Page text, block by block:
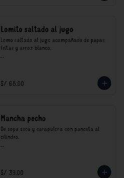
Lomito saltado al jugo
Lomo saltado al jugo acompañado de papas
fritas y arroz blanco.
consumo.
S/ 68.00
Mancha pecho
De sopa seca y carapulcra con panceta al
cilindro.
consumo.
S/ 39.00